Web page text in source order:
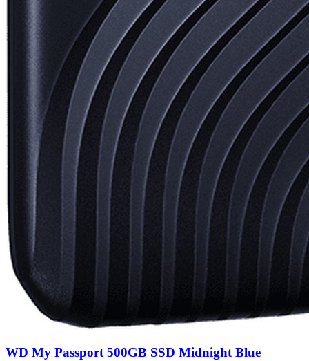
WD My Passport 500GB SSD Midnight Blue